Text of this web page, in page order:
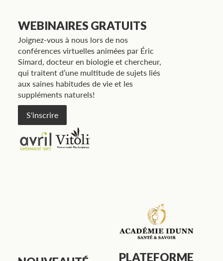
WEBINAIRES GRATUITS
Joignez-vous à nous lors de nos
conférences virtuelles animées par Éric
Simard, docteur en biologie et chercheur,
qui traitent d’une multitude de sujets liés
aux saines habitudes de vie et les
suppléments naturels!
S'inscrire
PLATEFORME